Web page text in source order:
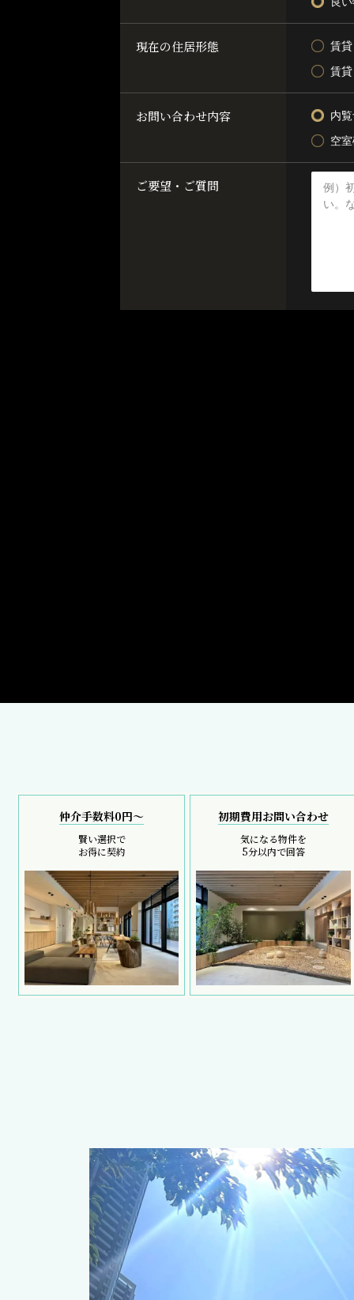
現在の住居形態
賃
賃
お問い合わせ内容
内
空
ご要望・ご質問
仲介手数料0円～
賢い選択で
お得に契約
初期費用お問い合わせ
気になる物件を
5分以内で回答